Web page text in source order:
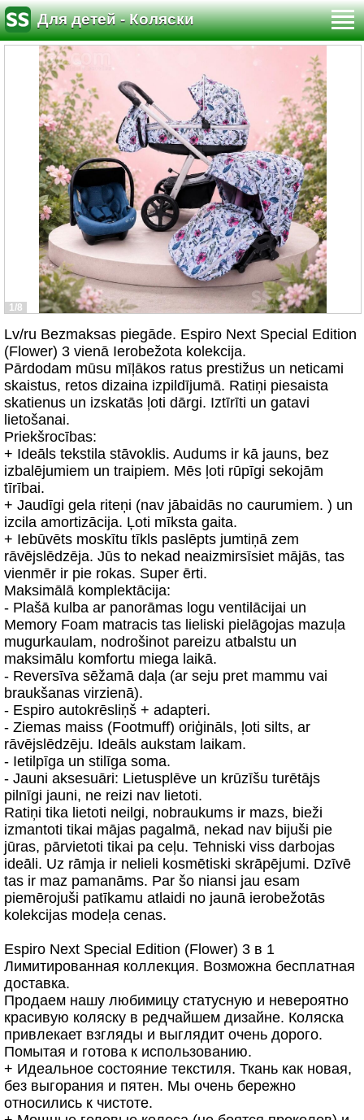
Для детей - Коляски
1/8
Lv/ru Bezmaksas piegāde. Espiro Next Special Edition
(Flower) 3 vienā Ierobežota kolekcija.
Pārdodam mūsu mīļākos ratus prestižus un neticami
skaistus, retos dizaina izpildījumā. Ratiņi piesaista
skatienus un izskatās ļoti dārgi. Iztīrīti un gatavi
lietošanai.
Priekšrocības:
+ Ideāls tekstila stāvoklis. Audums ir kā jauns, bez
izbalējumiem un traipiem. Mēs ļoti rūpīgi sekojām
tīrībai.
+ Jaudīgi gela riteņi (nav jābaidās no caurumiem. ) un
izcila amortizācija. Ļoti mīksta gaita.
+ Iebūvēts moskītu tīkls paslēpts jumtiņā zem
rāvējslēdzēja. Jūs to nekad neaizmirsīsiet mājās, tas
vienmēr ir pie rokas. Super ērti.
Maksimālā komplektācija:
- Plašā kulba ar panorāmas logu ventilācijai un
Memory Foam matracis tas lieliski pielāgojas mazuļa
mugurkaulam, nodrošinot pareizu atbalstu un
maksimālu komfortu miega laikā.
- Reversīva sēžamā daļa (ar seju pret mammu vai
braukšanas virzienā).
- Espiro autokrēsliņš + adapteri.
- Ziemas maiss (Footmuff) oriģināls, ļoti silts, ar
rāvējslēdzēju. Ideāls aukstam laikam.
- Ietilpīga un stilīga soma.
- Jauni aksesuāri: Lietusplēve un krūzīšu turētājs
pilnīgi jauni, ne reizi nav lietoti.
Ratiņi tika lietoti neilgi, nobraukums ir mazs, bieži
izmantoti tikai mājas pagalmā, nekad nav bijuši pie
jūras, pārvietoti tikai pa ceļu. Tehniski viss darbojas
ideāli. Uz rāmja ir nelieli kosmētiski skrāpējumi. Dzīvē
tas ir maz pamanāms. Par šo niansi jau esam
piemērojuši patīkamu atlaidi no jaunā ierobežotās
kolekcijas modeļa cenas.
Espiro Next Special Edition (Flower) 3 в 1
Лимитированная коллекция. Возможна бесплатная
доставка.
Продаем нашу любимицу статусную и невероятно
красивую коляску в редчайшем дизайне. Коляска
привлекает взгляды и выглядит очень дорого.
Помытая и готова к использованию.
+ Идеальное состояние текстиля. Ткань как новая,
без выгорания и пятен. Мы очень бережно
относились к чистоте.